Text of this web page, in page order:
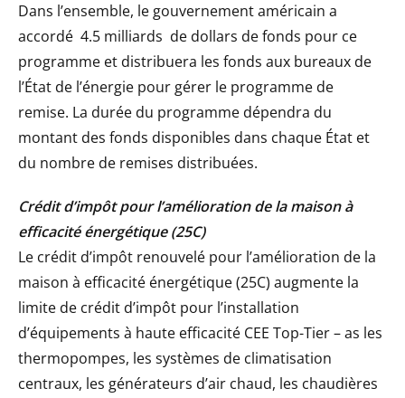
Dans l’ensemble, le gouvernement américain a
accordé 4.5 milliards de dollars de fonds pour ce
programme et distribuera les fonds aux bureaux de
l’État de l’énergie pour gérer le programme de
remise. La durée du programme dépendra du
montant des fonds disponibles dans chaque État et
du nombre de remises distribuées.
Crédit d’impôt pour l’amélioration de la maison à
efficacité énergétique (25C)
Le crédit d’impôt renouvelé pour l’amélioration de la
maison à efficacité énergétique (25C) augmente la
limite de crédit d’impôt pour l’installation
d’équipements à haute efficacité CEE Top-Tier – as les
thermopompes, les systèmes de climatisation
centraux, les générateurs d’air chaud, les chaudières